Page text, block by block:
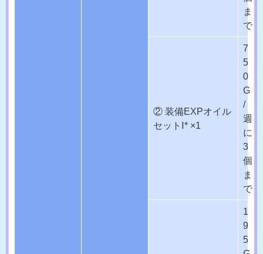
ま
で
② 装備EXPオイル
セットⅠ* ×1
7
5
0
G
/
週
に
3
個
ま
で
1
9
5